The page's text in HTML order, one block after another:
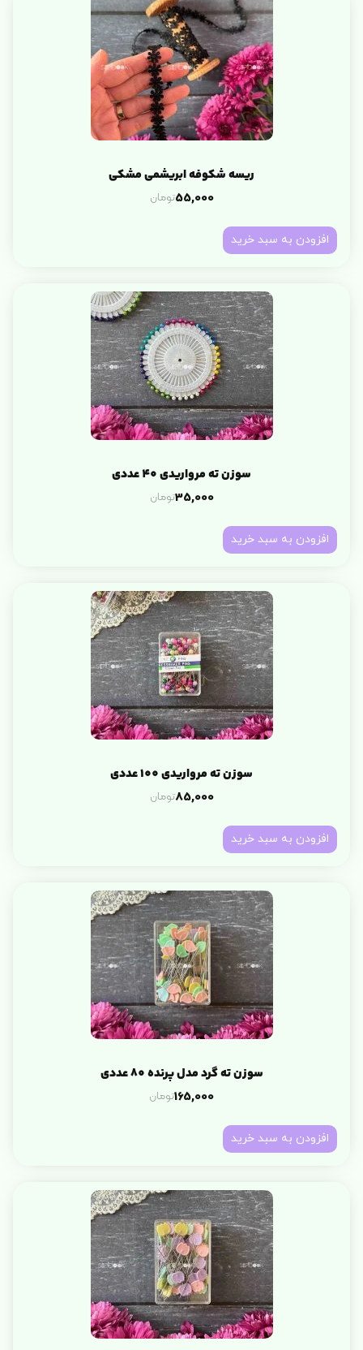
ریسه شکوفه ابریشمی مشکی
55,000تومان
افزودن به سبد خرید
سوزن ته مرواریدی 40 عددی
35,000تومان
افزودن به سبد خرید
سوزن ته مرواریدی 100 عددی
85,000تومان
افزودن به سبد خرید
سوزن ته گرد مدل پرنده 80 عددی
165,000تومان
افزودن به سبد خرید